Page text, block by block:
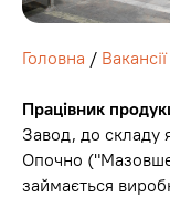
Головна / Вакансії
Працівник
Завод, до складу
Опочно
займається